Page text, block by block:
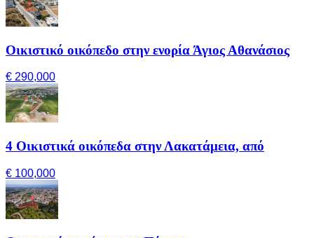
Οικιστικό οικόπεδο στην ενορία Άγιος Αθανάσιος
€ 290,000
4 Οικιστικά οικόπεδα στην Λακατάμεια, από
€ 100,000